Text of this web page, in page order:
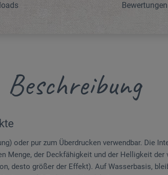
Bewertungen
Beschreibung
oder pur zum Überdrucken verwendbar. Die
Menge, der Deckfähigkeit und der Helligkeit
desto größer der Effekt). Auf Wasserbasis,